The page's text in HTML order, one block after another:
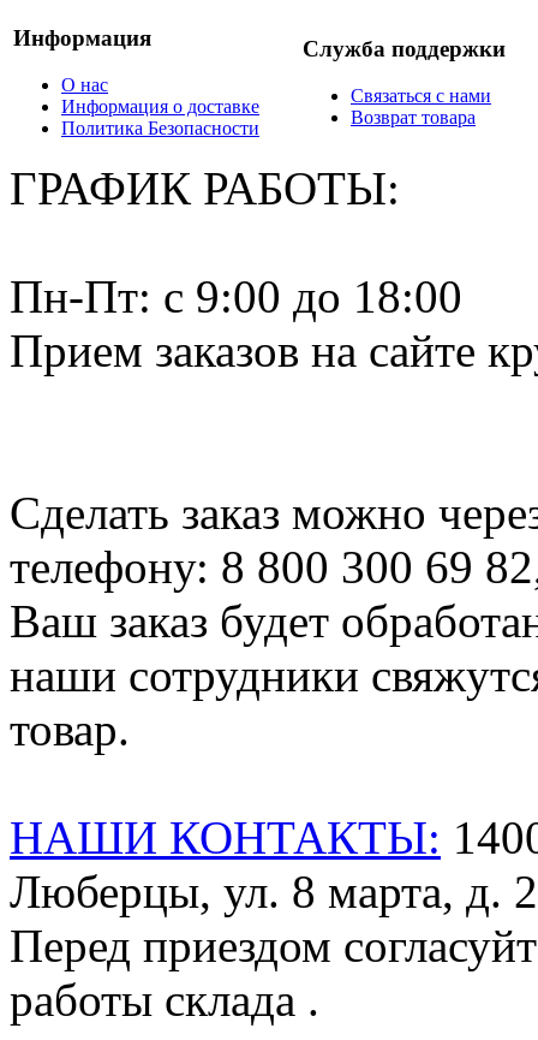
Информация
О нас
Информация о доставке
Политика Безопасности
Служба поддержки
Связаться с нами
Возврат товара
ГРАФИК РАБОТЫ:
Пн-Пт: c 9:00 до 18:00
Прием заказов на сайте
Сделать заказ можно
телефону: 8 800 300 69
Ваш заказ будет
наши сотрудники
товар.
НАШИ КОНТАКТЫ:
Люберцы, ул. 8 марта, д.
Перед приездом
работы склада .